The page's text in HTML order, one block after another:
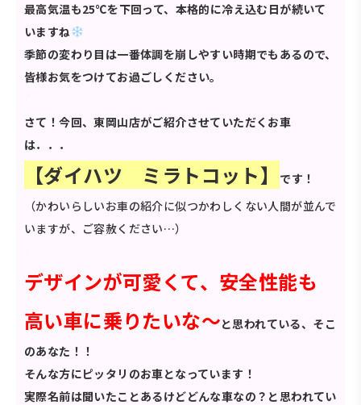
最高気温も25℃を下回って、本格的に冷え込む日が続いて
いますね
季節の変わり目は一番体調を崩しやすい時期でもあるので、
皆様お気をつけてお過ごしください。
さて！今回、東岡山店がご紹介させていただくお車
は．．．
【ダイハツ ミラトコット】
です！
（かわいらしいお車の紹介に似つかわしくない人間が並んで
いますが、ご容赦ください…）
デザインが可愛くて、安全性能も
高い車に乗りたいな～と思われている、そこ
のあなた！！
そんな方にピッタリのお車となっています！
実際名前は聞いたことあるけどどんな車なの？と思われてい